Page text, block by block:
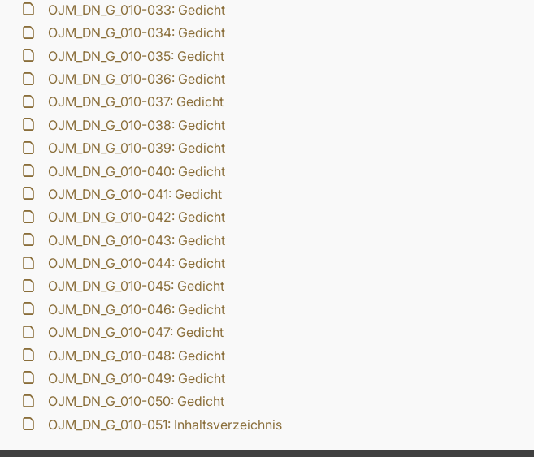
OJM_DN_G_010-033: Gedicht
OJM_DN_G_010-034: Gedicht
OJM_DN_G_010-035: Gedicht
OJM_DN_G_010-036: Gedicht
OJM_DN_G_010-037: Gedicht
OJM_DN_G_010-038: Gedicht
OJM_DN_G_010-039: Gedicht
OJM_DN_G_010-040: Gedicht
OJM_DN_G_010-041: Gedicht
OJM_DN_G_010-042: Gedicht
OJM_DN_G_010-043: Gedicht
OJM_DN_G_010-044: Gedicht
OJM_DN_G_010-045: Gedicht
OJM_DN_G_010-046: Gedicht
OJM_DN_G_010-047: Gedicht
OJM_DN_G_010-048: Gedicht
OJM_DN_G_010-049: Gedicht
OJM_DN_G_010-050: Gedicht
OJM_DN_G_010-051: Inhaltsverzeichnis